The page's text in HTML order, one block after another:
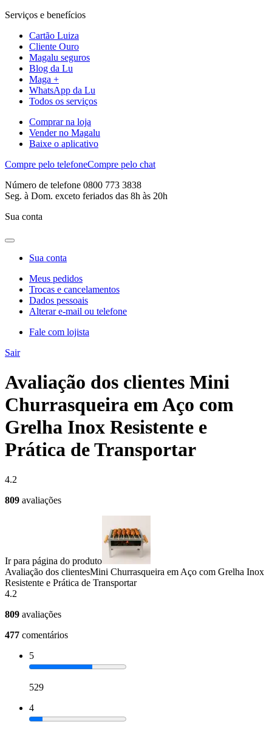
Serviços e benefícios
Cartão Luiza
Cliente Ouro
Magalu seguros
Blog da Lu
Maga +
WhatsApp da Lu
Todos os serviços
Comprar na loja
Vender no Magalu
Baixe o aplicativo
Compre pelo telefoneCompre pelo chat
Número de telefone 0800 773 3838
Seg. à Dom. exceto feriados das 8h às 20h
Sua conta
Sua conta
Meus pedidos
Trocas e cancelamentos
Dados pessoais
Alterar e-mail ou telefone
Fale com lojista
Sair
Avaliação dos clientes Mini
Churrasqueira em Aço com
Grelha Inox Resistente e
Prática de Transportar
4.2
809 avaliações
Ir para página do produto
Avaliação dos clientesMini Churrasqueira em Aço com Grelha Inox
Resistente e Prática de Transportar
4.2
809 avaliações
477 comentários
5
529
4